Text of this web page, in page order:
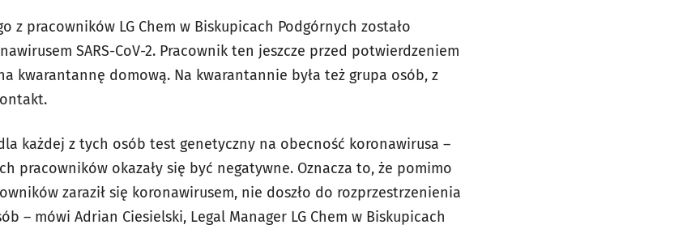
z pracowników LG Chem w Biskupicach Podgórnych zostało
SARS-CoV-2. Pracownik ten jeszcze przed potwierdzeniem
kwarantannę domową. Na kwarantannie była też grupa osób, z
każdej z tych osób test genetyczny na obecność koronawirusa –
pracowników okazały się być negatywne. Oznacza to, że pomimo
zaraził się koronawirusem, nie doszło do rozprzestrzenienia
– mówi Adrian Ciesielski, Legal Manager LG Chem w Biskupicach